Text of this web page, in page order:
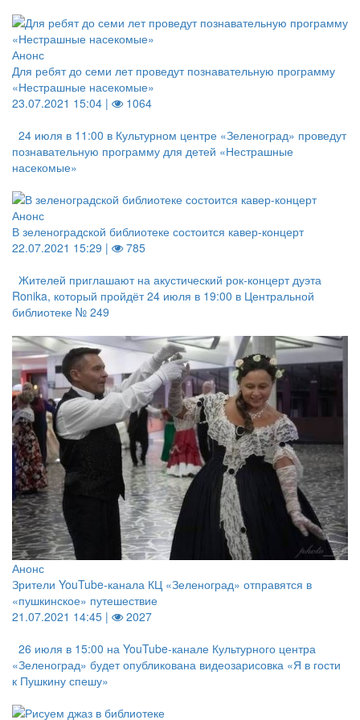
Анонс
Для ребят до семи лет проведут познавательную программу
«Нестрашные насекомые»
23.07.2021 15:04 |
1064
24 июля в 11:00 в Культурном центре «Зеленоград» проведут
познавательную программу для детей «Нестрашные
насекомые»
Анонс
В зеленоградской библиотеке состоится кавер-концерт
22.07.2021 15:29 |
785
Жителей приглашают на акустический рок-концерт дуэта
Ronika, который пройдёт 24 июля в 19:00 в Центральной
библиотеке № 249
Анонс
Зрители YouTube-канала КЦ «Зеленоград» отправятся в
«пушкинское» путешествие
21.07.2021 14:45 |
2027
26 июля в 15:00 на YouTube-канале Культурного центра
«Зеленоград» будет опубликована видеозарисовка «Я в гости
к Пушкину спешу»